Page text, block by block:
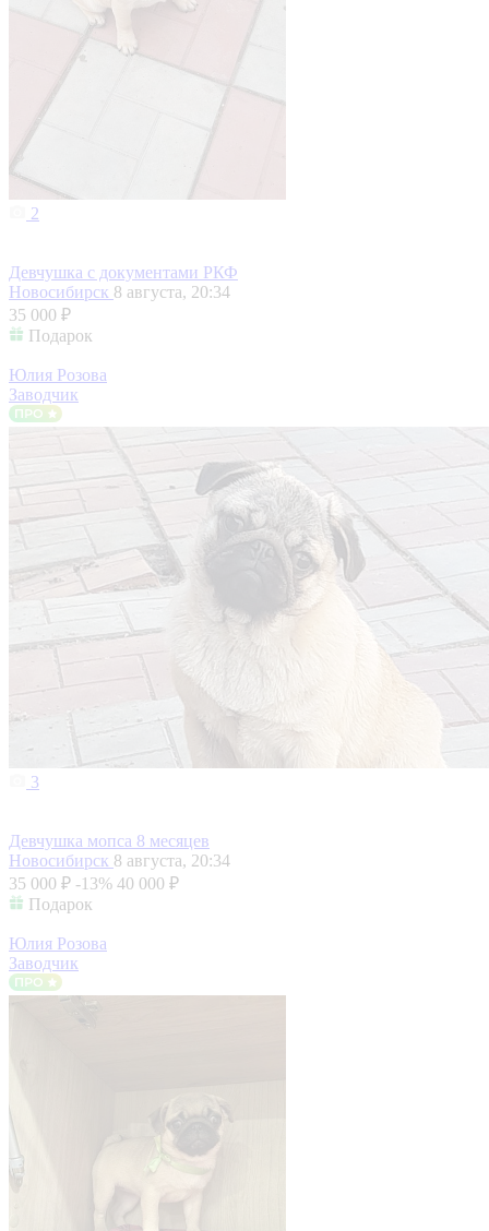
2
Девчушка с документами РКФ
Новосибирск 8 августа, 20:34
35 000 ₽
Подарок
Юлия Розова
Заводчик
3
Девчушка мопса 8 месяцев
Новосибирск 8 августа, 20:34
35 000 ₽ -13% 40 000 ₽
Подарок
Юлия Розова
Заводчик